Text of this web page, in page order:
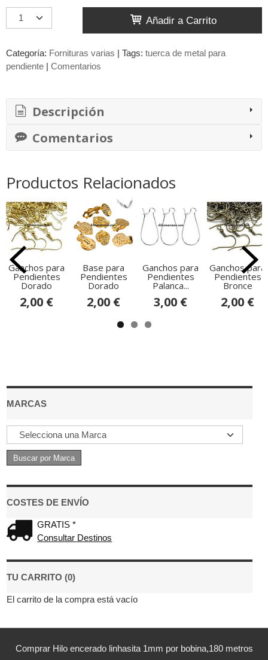
MARCAS
COSTES DE ENVÍO
GRATIS *
Consultar Destinos
TU CARRITO (0)
El carrito de la compra está vacío
Añadir a Carrito
Categoría: Fornituras varias | Tags: tuerca de metal para
pendiente | Comentarios
Descripción
Comentarios
Productos Relacionados
Ganchos para
Pendientes
Dorado
2,00 €
Base para
Pendientes
Dorado
2,00 €
Ganchos para
Pendientes
Palanca...
3,00 €
Ganchos para
Pendientes
Bronce
2,00 €
Comprar Hilo encerado linhasita 1mm por bobina,180 metros